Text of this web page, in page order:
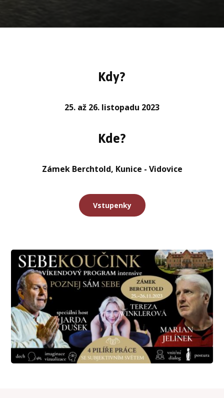
Kdy?
25. až 26. listopadu 2023
Kde?
Zámek Berchtold, Kunice - Vidovice
Vstupenky